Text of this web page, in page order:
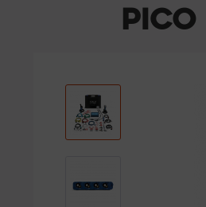
PICO